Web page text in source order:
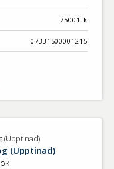
75001-k
07331500001215
(Upptinad)
(Upptinad)